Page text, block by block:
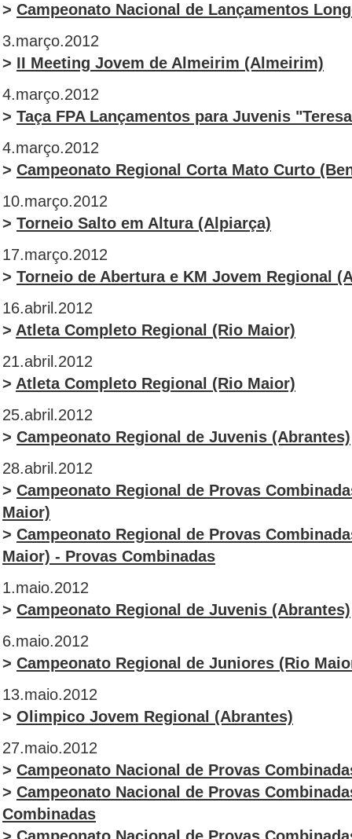
> Campeonato Nacional de Lançamentos
3.março.2012
> II Meeting Jovem de Almeirim (Almeirim)
4.março.2012
> Taça FPA Lançamentos para Juvenis
4.março.2012
> Campeonato Regional Corta Mato Curto
10.março.2012
> Torneio Salto em Altura (Alpiarça)
17.março.2012
> Torneio de Abertura e KM Jovem Regional
16.abril.2012
> Atleta Completo Regional (Rio Maior)
21.abril.2012
> Atleta Completo Regional (Rio Maior)
25.abril.2012
> Campeonato Regional de Juvenis (Abrantes)
28.abril.2012
> Campeonato Regional de Provas
Maior)
> Campeonato Regional de Provas
Maior) - Provas Combinadas
1.maio.2012
> Campeonato Regional de Juvenis (Abrantes)
6.maio.2012
> Campeonato Regional de Juniores (Rio
13.maio.2012
> Olimpico Jovem Regional (Abrantes)
27.maio.2012
> Campeonato Nacional de Provas
> Campeonato Nacional de Provas
Combinadas